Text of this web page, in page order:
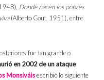
Donde nacen los pobres
(Alberto Gout, 1951), entre
fue tan grande o
en 2002 de un ataque
Monsiváisescribió lo siguiente